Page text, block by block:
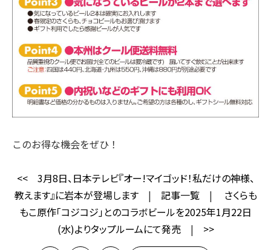
このお得な機会をぜひ！
<<
3月8日、日本テレビ『オー!マイゴッド！私だけの神様、
教えます』に岩本が登場します| 記事一覧|
さくらも
もこ原作「コジコジ」とのコラボビールを2025年1月22日
(水)よりタップルームにて発売| >>